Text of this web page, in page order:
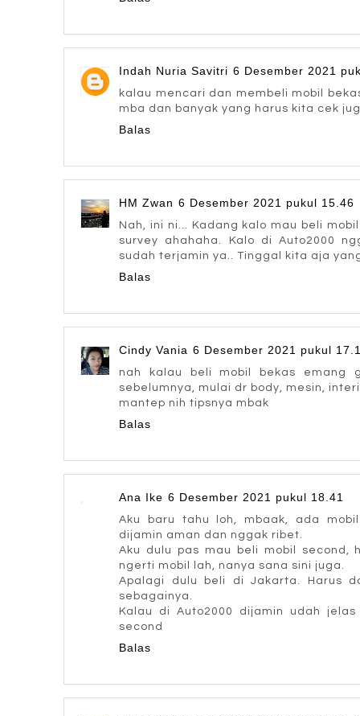
Indah Nuria Savitri 6 Desember 2021
kalau mencari dan membeli mobil
mba dan banyak yang harus kita cek
Balas
HM Zwan 6 Desember 2021 pukul 15.46
Nah, ini ni... Kadang kalo mau beli
survey ahahaha. Kalo di Auto2000
sudah terjamin ya.. Tinggal kita aja
Balas
Cindy Vania 6 Desember 2021 pukul
nah kalau beli mobil bekas emang
sebelumnya, mulai dr body, mesin,
mantep nih tipsnya mbak
Balas
Ana Ike 6 Desember 2021 pukul 18.41
Aku baru tahu loh, mbaak, ada
dijamin aman dan nggak ribet.
Aku dulu pas mau beli mobil second,
ngerti mobil lah, nanya sana sini juga.
Apalagi dulu beli di Jakarta. Harus
sebagainya.
Kalau di Auto2000 dijamin udah
second
Balas